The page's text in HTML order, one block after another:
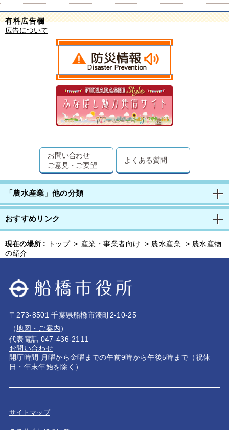
有料広告欄
広告について
お問い合わせ
ご意見・ご要望
よくある質問
「農水産業」他の分類
おすすめリンク
現在の場所 : トップ > 産業・事業者向け > 農水産業 > 農水産物
の紹介
〒273-8501 千葉県船橋市湊町2-10-25
（地図・ご案内）
代表電話 047-436-2111
お問い合わせ
開庁時間 月曜から金曜までの午前9時から午後5時まで（祝休
日・年末年始を除く）
サイトマップ